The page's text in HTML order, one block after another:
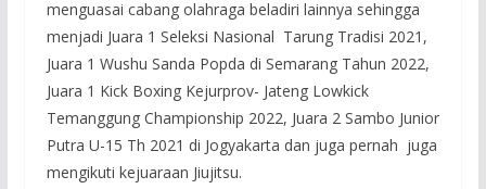
menguasai cabang olahraga beladiri lainnya sehingga
menjadi Juara 1 Seleksi Nasional Tarung Tradisi 2021,
Juara 1 Wushu Sanda Popda di Semarang Tahun 2022,
Juara 1 Kick Boxing Kejurprov- Jateng Lowkick
Temanggung Championship 2022, Juara 2 Sambo Junior
Putra U-15 Th 2021 di Jogyakarta dan juga pernah juga
mengikuti kejuaraan Jiujitsu.